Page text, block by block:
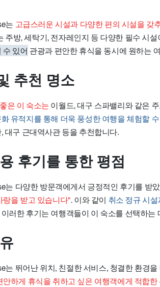
는 고급스러운 시설과 다양한 편의 시설을 갖
주방, 세탁기, 전자레인지 등 다양한 필수 시
수 있어 관광과 편안한 휴식을 동시에 원하는
추천 명소
은 이 숙소는 이월드, 대구 스파밸리와 같은
유적지를 통해 더욱 풍성한 여행을 체험할
대구 근대역사관 등을 추천합니다.
후기를 통한 평점
는 다양한 방문객에게서 긍정적인 후기를 받
을 받고 있습니다". 이와 같이 취소 정규 시
이러한 후기는 여행객들이 이 숙소를 선택하는
는 뛰어난 위치, 친절한 서비스, 청결한 환경
안하게 휴식을 취하고 싶은 여행객에게 적합